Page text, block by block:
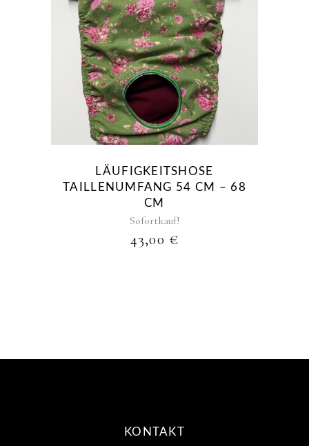
LÄUFIGKEITSHOSE
TAILLENUMFANG 54 CM – 68
CM
Sofortkauf!
43,00 €
KONTAKT